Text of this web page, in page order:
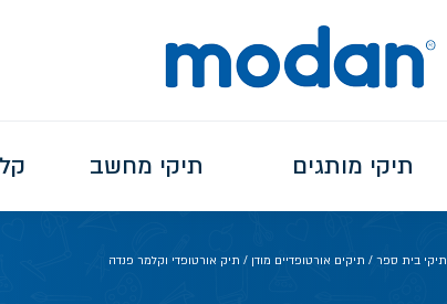
תיקי מותגים תיקי מחשב
תיקי בית ספר / תיקים אורטופדיים מודן / תיק אורטופדי וקלמר פנדה